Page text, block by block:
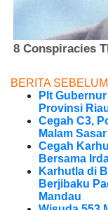
BERITA
Plt
Provinsi
Cegah C3,
Malam
Cegah
Bersama
Karhutla di
Berjibaku
Mandau